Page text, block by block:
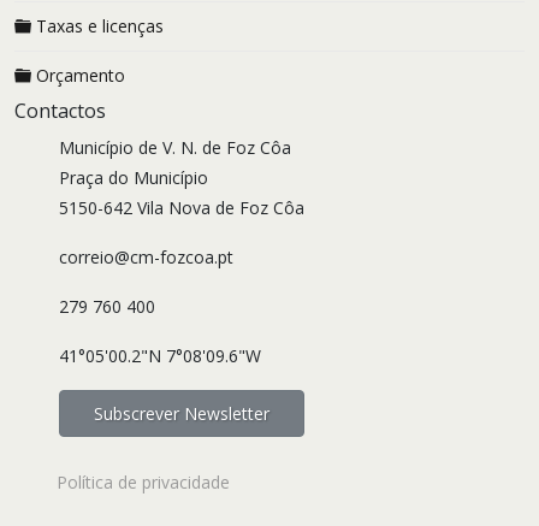
Taxas e licenças
Orçamento
Contactos
Município de V. N. de Foz Côa
Praça do Município
5150-642 Vila Nova de Foz Côa
correio@cm-fozcoa.pt
279 760 400
41°05'00.2"N 7°08'09.6"W
Subscrever Newsletter
Política de privacidade